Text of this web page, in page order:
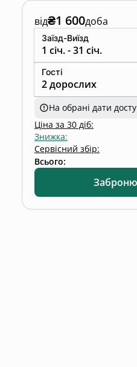
від₴1 600доба
Заїзд-Виїзд
1 січ. - 31 січ.
Гості
2 дорослих
На обрані дати
Ціна за 30 діб:
Знижка:
Сервісний збір:
Всього: